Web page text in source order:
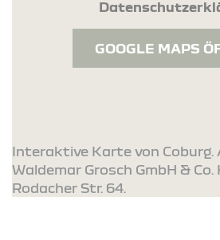
GOOGLE MAPS
Interaktive Karte von Coburg.
Waldemar Grosch GmbH &
Rodacher Str. 64.